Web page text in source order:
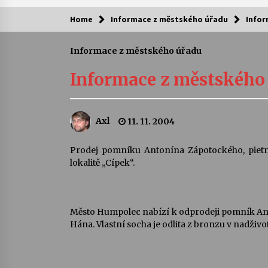
Kam za kulturou?
Camerata a Sukuba Ensemble
4. 8. 2026
Pozvánka na integrační festival
Quijotova šedesátka: 28. 7.–1. 8.
28. 7. 2026
Za kulturou kousek za Humpolec. V
Home Informace z městského úřadu
Informace z městského úřadu
Informace z
Axl 11. 11. 2004
Prodej pomníku Antonína Zápotockého,
lokalitě „Cípek“.
Město Humpolec nabízí k odprodeji pomník
Hána. Vlastní socha je odlita z bronzu v